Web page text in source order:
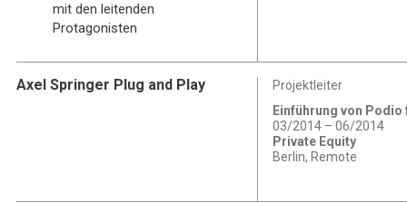
mit den leitenden
Protagonisten
Projektleiter
Einführung von
03/2014 – 06/2014
Private Equity
Berlin, Remote
Axel Springer Plug and Play